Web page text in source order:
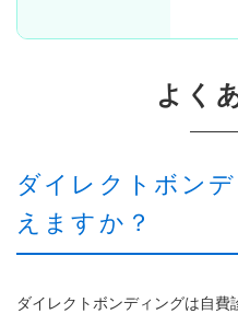
よく
ダイレクトボン
えますか？
ダイレクトボンディングは自